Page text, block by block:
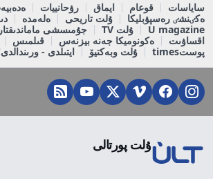
ساياسات قوعام ايماق رۋحانييات
ەكٸنشٸ رەسپۋبليكا
ۇلت تاريحى ەلەمدە
U magazine
ۇلت TV
جۇمىسشى
اقساۋىت
ەكونوميكا جەنە بيزنەس قىلمىس
پوستtimes
ۇلت وبەكتيۆ ايتىلدى -
ۇلت پورتالى